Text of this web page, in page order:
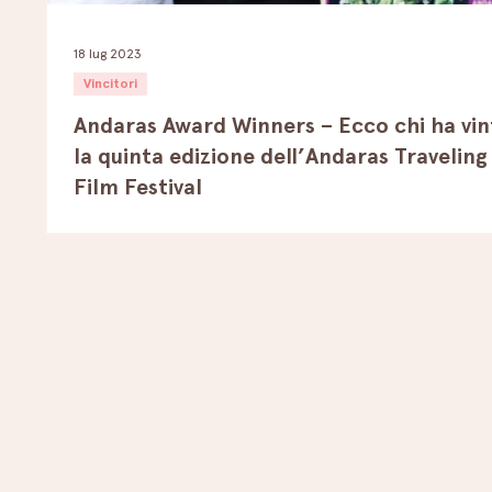
Andaras Award Winners – Ecco chi ha
la quinta edizione dell’Andaras Traveling
Film Festival
Vincitori
18 lug 2023